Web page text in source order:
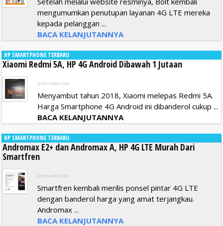
mengumumkan penutupan layanan 4G LTE mereka
kepada pelanggan ...
BACA KELANJUTANNYA
HP SMARTPHONE TERBARU
Xiaomi Redmi 5A, HP 4G Android Dibawah 1 Jutaan
JERIPURBA.COM
Menyambut tahun 2018, Xiaomi melepas Redmi 5A.
Harga Smartphone 4G Android ini dibanderol cukup ...
BACA KELANJUTANNYA
HP SMARTPHONE TERBARU
Andromax E2+ dan Andromax A, HP 4G LTE Murah Dari
Smartfren
JERIPURBA.COM
Smartfren kembali merilis ponsel pintar 4G LTE
dengan banderol harga yang amat terjangkau.
Andromax ...
BACA KELANJUTANNYA